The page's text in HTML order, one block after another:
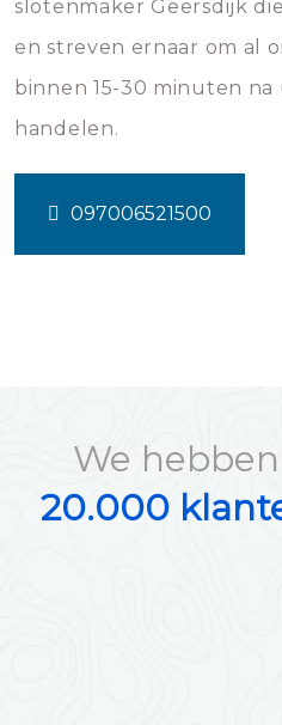
slotenmaker Geersdijk
en streven ernaar om al
binnen 15-30 minuten
handelen.
097006521500
We
20.000